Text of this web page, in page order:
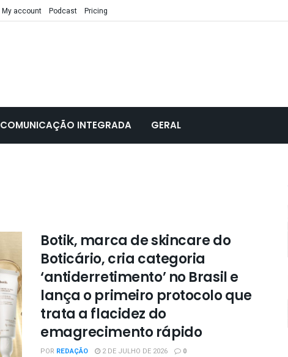
My account Podcast
Pricing
COMUNICAÇÃO INTEGRADA GERAL
Botik, marca de skincare do
Boticário, cria categoria
‘antiderretimento’ no Brasil e
lança o primeiro protocolo que
trata a flacidez do
emagrecimento rápido
POR REDAÇÃO 2 DE JULHO DE 2026 0